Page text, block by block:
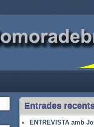
Entrades
ENTREVISTA amb